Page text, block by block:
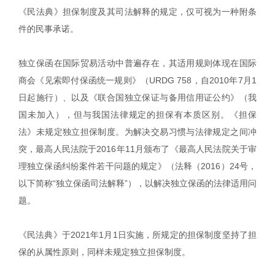
《民法典》担保制度及其司法解释的规定，仅可视为一种附条
件的民事承诺。
独立保函在国际贸易活动中普遍存在，其适用规则体现在国际
商会《见索即付保函统一规则》（URDG 758，自2010年7月1
日起施行）、以及《联合国独立保证与备用信用证公约》（我
国未加入），但与我国法律规定的担保有本质区别。《担保
法》未规定独立担保制度。为解决交易习惯与法律规定之间冲
突，最高人民法院于2016年11月颁布了《最高人民法院关于审
理独立保函纠纷案件若干问题的规定》（法释（2016）24号，
以下简称“独立保函司法解释”），以解决独立保函的法律适用问
题。
《民法典》于2021年1月1日实施，所规定的担保制度坚持了担
保的从属性原则，同样未规定独立担保制度。